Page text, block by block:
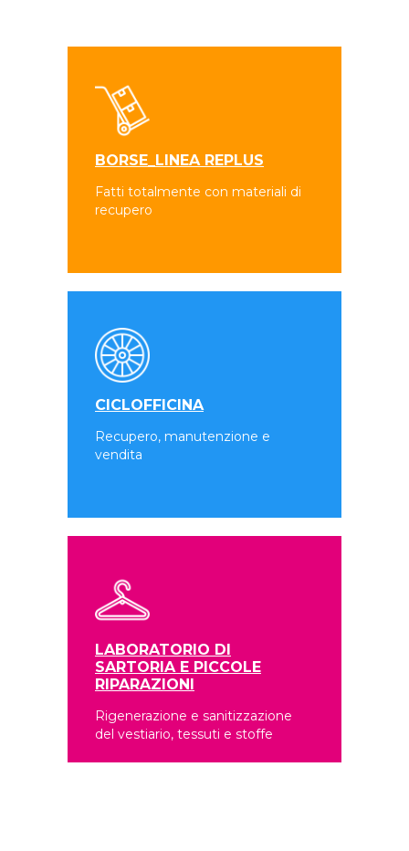
BORSE_LINEA REPLUS
Fatti totalmente con materiali di
recupero
CICLOFFICINA
Recupero, manutenzione e
vendita
LABORATORIO DI
SARTORIA E PICCOLE
RIPARAZIONI
Rigenerazione e sanitizzazione
del vestiario, tessuti e stoffe